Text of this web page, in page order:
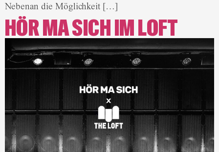
Nebenan die Möglichkeit […]
HÖR MA SICH IM LOFT